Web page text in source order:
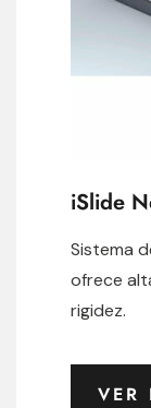
iSlide
Sistema
ofrece
rigidez.
VER